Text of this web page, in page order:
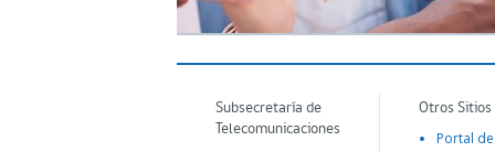
Subsecretaría de
Telecomunicaciones
Otros
Portal